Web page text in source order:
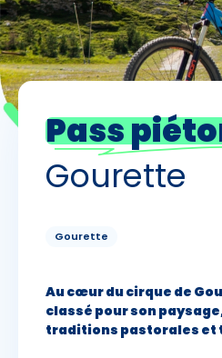
Adultes -
Enfants
- de 17 ans -
Pass
Gourette
Gourette
Au cœur du cirque de
classé pour son
traditions pastorales et